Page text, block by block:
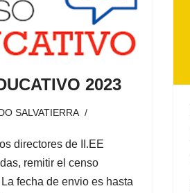
2023
SALVATIERRA
directores de II.EE
remitir el censo
fecha de envio es hasta